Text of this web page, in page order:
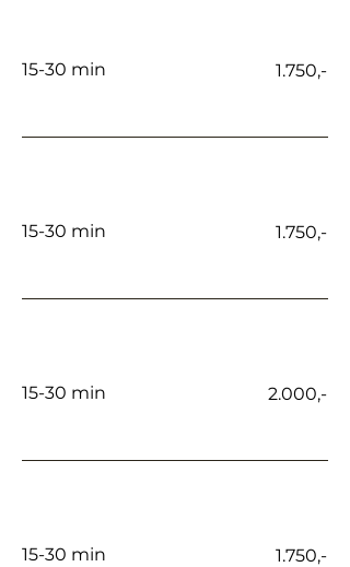
15-30 min
1.750,-
15-30 min
1.750,-
15-30 min
2.000,-
15-30 min
1.750,-